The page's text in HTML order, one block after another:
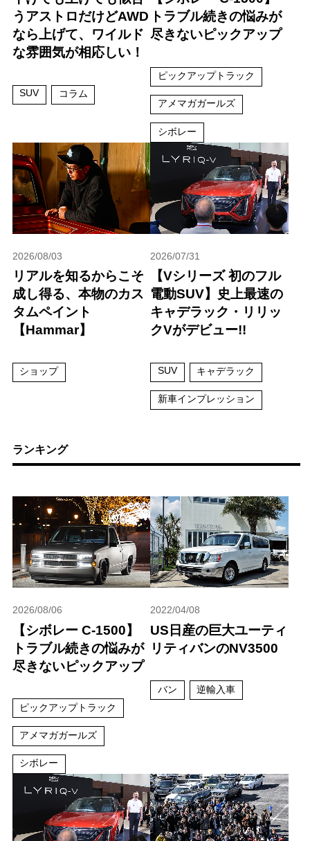
うアストロだけどAWD
なら上げて、ワイルド
な雰囲気が相応しい！
SUV コラム
トラブル続きの悩みが
尽きないピックアップ
ピックアップトラック
アメマガガールズ
シボレー
2026/08/03
リアルを知るからこそ
成し得る、本物のカス
タムペイント
【Hammar】
ショップ
2026/07/31
【Vシリーズ 初のフル
電動SUV】史上最速の
キャデラック・リリッ
クVがデビュー!!
SUV キャデラック
新車インプレッション
ランキング
2026/08/06
【シボレー C-1500】
トラブル続きの悩みが
尽きないピックアップ
ピックアップトラック
アメマガガールズ
シボレー
2022/04/08
US日産の巨大ユーティ
リティバンのNV3500
バン 逆輸入車